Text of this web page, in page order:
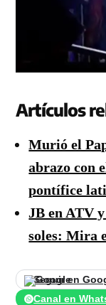
Artículos
Murió el
abrazo con
pontífice
JB en ATV
soles: Mira
Seguir en
Canal en